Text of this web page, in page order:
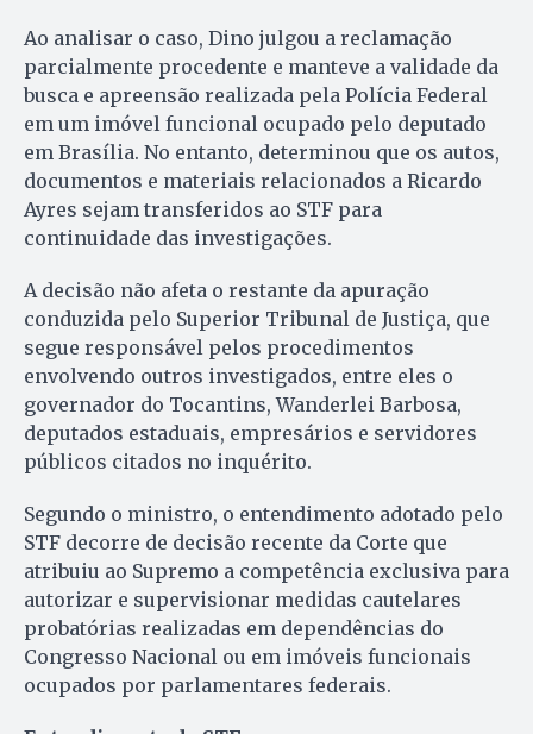
Ao analisar o caso, Dino julgou a reclamação
parcialmente procedente e manteve a validade da
busca e apreensão realizada pela Polícia Federal
em um imóvel funcional ocupado pelo deputado
em Brasília. No entanto, determinou que os autos,
documentos e materiais relacionados a Ricardo
Ayres sejam transferidos ao STF para
continuidade das investigações.
A decisão não afeta o restante da apuração
conduzida pelo Superior Tribunal de Justiça, que
segue responsável pelos procedimentos
envolvendo outros investigados, entre eles o
governador do Tocantins, Wanderlei Barbosa,
deputados estaduais, empresários e servidores
públicos citados no inquérito.
Segundo o ministro, o entendimento adotado pelo
STF decorre de decisão recente da Corte que
atribuiu ao Supremo a competência exclusiva para
autorizar e supervisionar medidas cautelares
probatórias realizadas em dependências do
Congresso Nacional ou em imóveis funcionais
ocupados por parlamentares federais.